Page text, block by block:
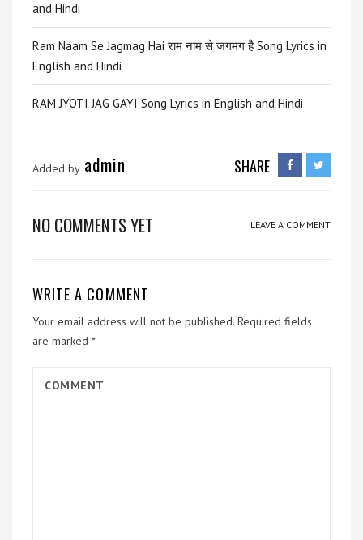
and Hindi
Ram Naam Se Jagmag Hai राम नाम से जगमग है Song Lyrics in
English and Hindi
RAM JYOTI JAG GAYI Song Lyrics in English and Hindi
Added by admin SHARE
NO COMMENTS YET LEAVE A COMMENT
WRITE A COMMENT
Your email address will not be published. Required fields
are marked *